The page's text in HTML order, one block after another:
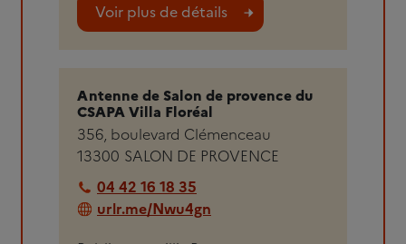
Voir plus de détails
Antenne de Salon de provence du
CSAPA Villa Floréal
356, boulevard Clémenceau
13300 SALON DE PROVENCE
04 42 16 18 35
urlr.me/Nwu4gn